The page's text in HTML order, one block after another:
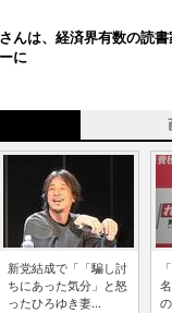
んは、経済界有数の読
に
新党結成で「「騙し討
ちにあった気分」と怒
ったひろゆき妻...